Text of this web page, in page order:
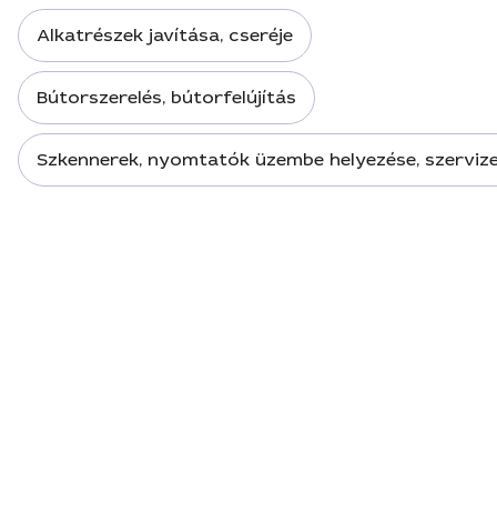
Alkatrészek javítása, cseréje
Bútorszerelés, bútorfelújítás
Szkennerek, nyomtatók üzembe helyezése,